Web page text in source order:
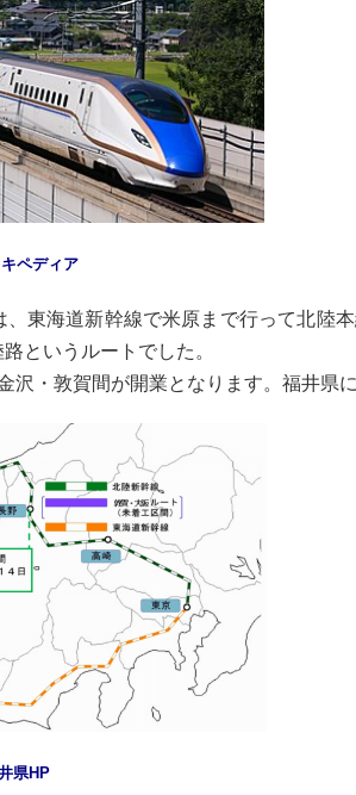
ペディア
東海道新幹線で米原まで行って北陸
というルートでした。
・敦賀間が開業となります。福井県
県HP